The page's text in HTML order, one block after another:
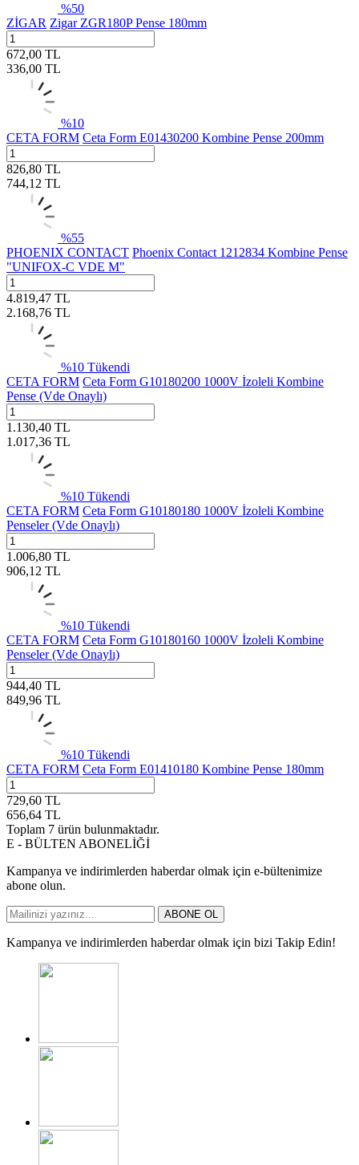
%50
ZİGAR Zigar ZGR180P Pense 180mm
672,00 TL
336,00 TL
%10
CETA FORM Ceta Form E01430200 Kombine Pense 200mm
826,80 TL
744,12 TL
%55
PHOENIX CONTACT Phoenix Contact 1212834 Kombine Pense
"UNIFOX-C VDE M"
4.819,47 TL
2.168,76 TL
%10 Tükendi
CETA FORM Ceta Form G10180200 1000V İzoleli Kombine
Pense (Vde Onaylı)
1.130,40 TL
1.017,36 TL
%10 Tükendi
CETA FORM Ceta Form G10180180 1000V İzoleli Kombine
Penseler (Vde Onaylı)
1.006,80 TL
906,12 TL
%10 Tükendi
CETA FORM Ceta Form G10180160 1000V İzoleli Kombine
Penseler (Vde Onaylı)
944,40 TL
849,96 TL
%10 Tükendi
CETA FORM Ceta Form E01410180 Kombine Pense 180mm
729,60 TL
656,64 TL
Toplam 7 ürün bulunmaktadır.
E - BÜLTEN ABONELİĞİ
Kampanya ve indirimlerden haberdar olmak için e-bültenimize
abone olun.
ABONE OL
Kampanya ve indirimlerden haberdar olmak için bizi Takip Edin!